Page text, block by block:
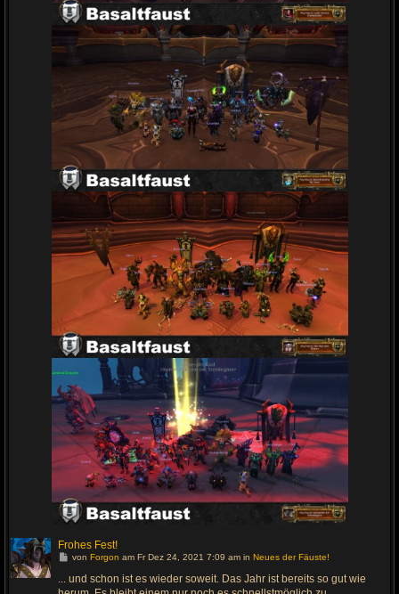
Frohes Fest!
G
h
e
von Forgon am Fr Dez 24, 2021 7:09 am in Neues der Fäuste!
... und schon ist es wieder soweit. Das Jahr ist bereits so gut wie